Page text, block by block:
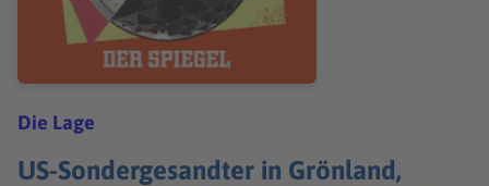
Die Lage
US-Sondergesandter in Grönland,